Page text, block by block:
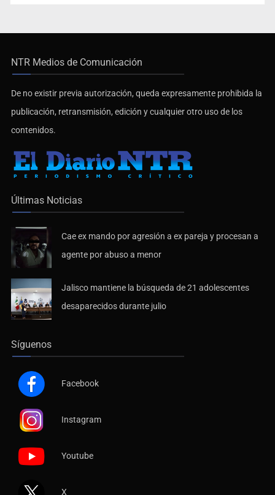
NTR Medios de Comunicación
De no existir previa autorización, queda expresamente prohibida la
publicación, retransmisión, edición y cualquier otro uso de los
contenidos.
Últimas Noticias
Cae ex mando por agresión a ex pareja y procesan a
agente por abuso a menor
Jalisco mantiene la búsqueda de 21 adolescentes
desaparecidos durante julio
Síguenos
Facebook
Instagram
Youtube
X